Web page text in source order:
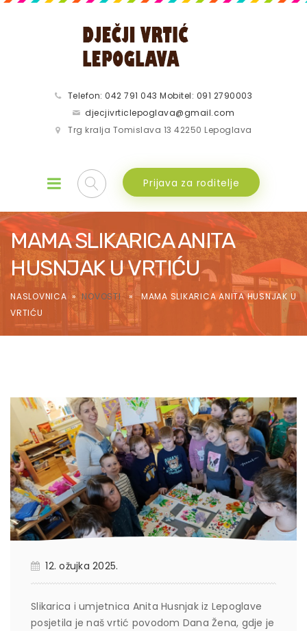
Telefon: 042 791 043 Mobitel: 091 2790003
djecjivrticlepoglava@gmail.com
Trg kralja Tomislava 13 42250 Lepoglava
Prijava za roditelje
MAMA SLIKARICA ANITA
HUSNJAK U VRTIĆU
NASLOVNICA»NOVOSTI» MAMA SLIKARICA ANITA HUSNJAK U
VRTIĆU
12. ožujka 2025.
Slikarica i umjetnica Anita Husnjak iz Lepoglave
posjetila je naš vrtić povodom Dana Žena, gdje je